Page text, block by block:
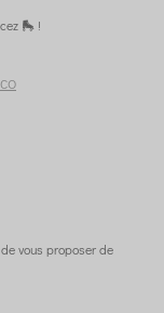
🛼 !
vous proposer de